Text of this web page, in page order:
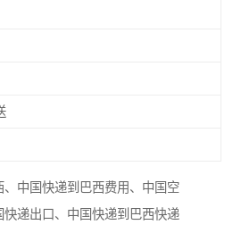
中国快递到巴西费用、中国空
递出口、中国快递到巴西快递